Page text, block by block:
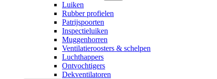
Luiken
Rubber profielen
Patrijspoorten
Inspectieluiken
Muggenhorren
Ventilatieroosters & schelpen
Luchthappers
Ontvochtigers
Dekventilatoren